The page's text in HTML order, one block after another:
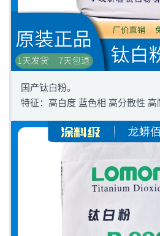
国产钛白粉。
特征：高白度 蓝色相 高分散性 高